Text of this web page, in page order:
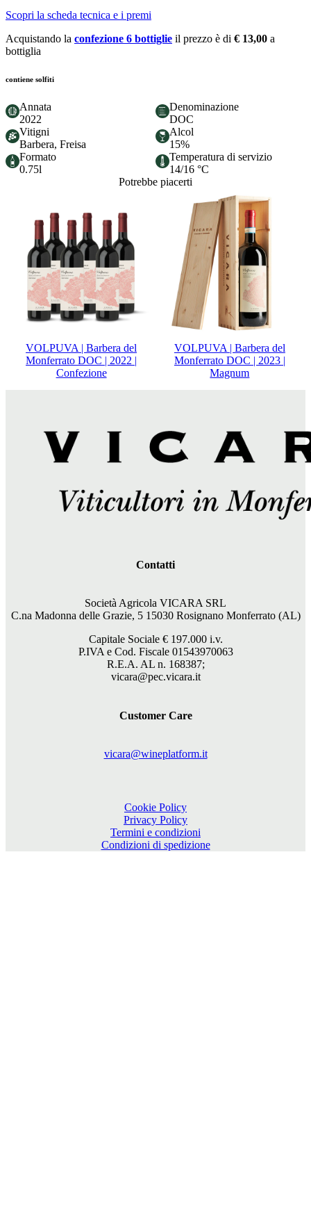
Scopri la scheda tecnica e i premi
Acquistando la confezione 6 bottiglie il prezzo è di € 13,00 a
bottiglia
contiene solfiti
Annata
2022
Denominazione
DOC
Vitigni
Barbera, Freisa
Alcol
15%
Formato
0.75l
Temperatura di servizio
14/16 °C
Potrebbe piacerti
VOLPUVA | Barbera del
Monferrato DOC | 2022 |
Confezione
VOLPUVA | Barbera del
Monferrato DOC | 2023 |
Magnum
Contatti
Società Agricola VICARA SRL
C.na Madonna delle Grazie, 5 15030 Rosignano Monferrato (AL)
Capitale Sociale € 197.000i.v.
P.IVA e Cod. Fiscale 01543970063
R.E.A. AL n. 168387;
vicara@pec.vicara.it
Customer Care
vicara@wineplatform.it
Cookie Policy
Privacy Policy
Termini e condizioni
Condizioni di spedizione